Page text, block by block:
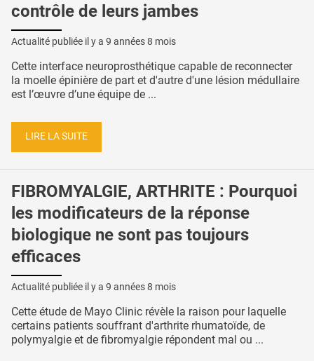
contrôle de leurs jambes
Actualité publiée il y a 9 années 8 mois
Cette interface neuroprosthétique capable de reconnecter
la moelle épinière de part et d'autre d'une lésion médullaire
est l’œuvre d’une équipe de ...
LIRE LA SUITE
FIBROMYALGIE, ARTHRITE : Pourquoi
les modificateurs de la réponse
biologique ne sont pas toujours
efficaces
Actualité publiée il y a 9 années 8 mois
Cette étude de Mayo Clinic révèle la raison pour laquelle
certains patients souffrant d'arthrite rhumatoïde, de
polymyalgie et de fibromyalgie répondent mal ou ...